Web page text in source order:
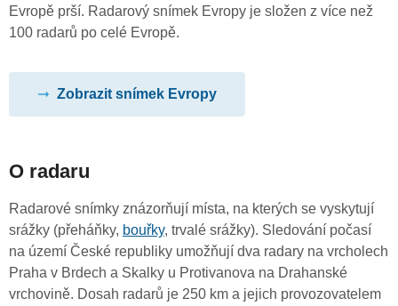
Evropě prší. Radarový snímek Evropy je složen z více než
100 radarů po celé Evropě.
Zobrazit snímek Evropy
O radaru
Radarové snímky znázorňují místa, na kterých se vyskytují
srážky (přeháňky, bouřky, trvalé srážky). Sledování počasí
na území České republiky umožňují dva radary na vrcholech
Praha v Brdech a Skalky u Protivanova na Drahanské
vrchovině. Dosah radarů je 250 km a jejich provozovatelem